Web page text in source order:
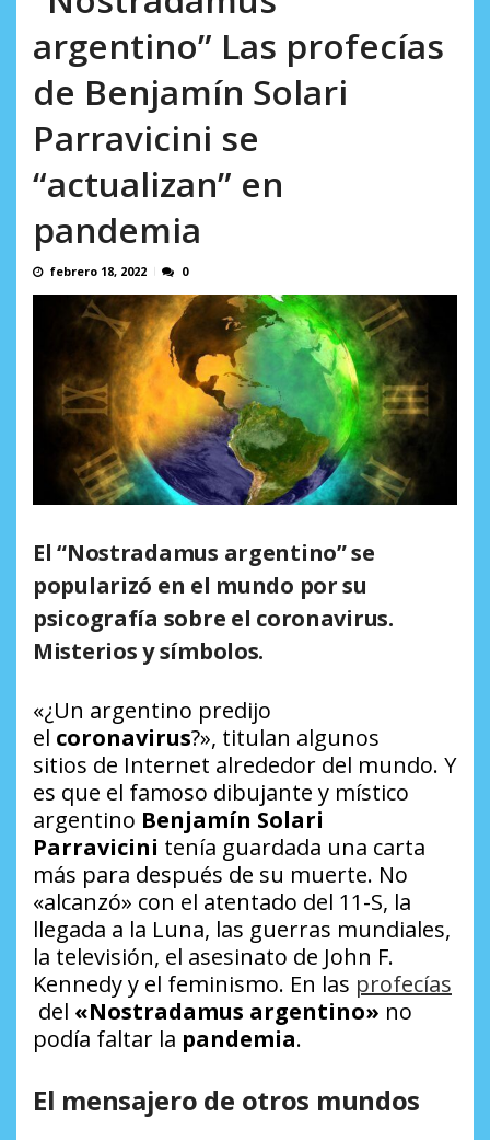
argentino” Las profecías
de Benjamín Solari
Parravicini se
“actualizan” en
pandemia
febrero 18, 2022 0
El “Nostradamus argentino” se
popularizó en el mundo por su
psicografía sobre el coronavirus.
Misterios y símbolos.
«¿Un argentino predijo
el coronavirus?», titulan algunos
sitios de Internet alrededor del mundo. Y
es que el famoso dibujante y místico
argentino Benjamín Solari
Parravicini tenía guardada una carta
más para después de su muerte. No
«alcanzó» con el atentado del 11-S, la
llegada a la Luna, las guerras mundiales,
la televisión, el asesinato de John F.
Kennedy y el feminismo. En las profecías
del «Nostradamus argentino» no
podía faltar la pandemia.
El mensajero de otros mundos